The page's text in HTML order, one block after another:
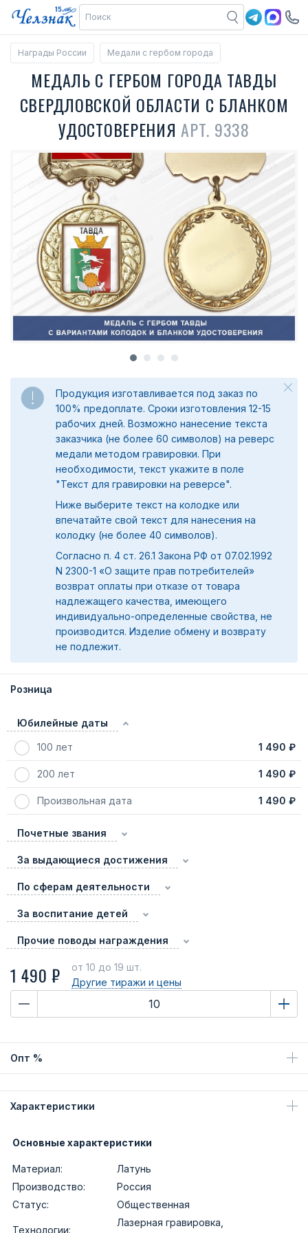
Награды России Медали с гербом города
МЕДАЛЬ С ГЕРБОМ ГОРОДА ТАВДЫ
СВЕРДЛОВСКОЙ ОБЛАСТИ С БЛАНКОМ
УДОСТОВЕРЕНИЯАРТ. 9338
Продукция изготавливается под заказ по
100% предоплате. Сроки изготовления 12-15
рабочих дней. Возможно нанесение текста
заказчика (не более 60 символов) на реверс
медали методом гравировки. При
необходимости, текст укажите в поле
"Текст для гравировки на реверсе".
Ниже выберите текст на колодке или
впечатайте свой текст для нанесения на
колодку (не более 40 символов).
Согласно п. 4 ст. 26.1 Закона РФ от 07.02.1992
N 2300-1 «О защите прав потребителей»
возврат оплаты при отказе от товара
надлежащего качества, имеющего
индивидуально-определенные свойства, не
производится. Изделие обмену и возврату
не подлежит.
Розница
Юбилейные даты
100 лет 1 490 ₽
200 лет 1 490 ₽
Произвольная дата 1 490 ₽
Почетные звания
За выдающиеся достижения
По сферам деятельности
За воспитание детей
Прочие поводы награждения
1 490 ₽ от 10до 19 шт.
Другие тиражии цены
Опт %
Характеристики
Основные характеристики
Материал:
Латунь
Производство:
Россия
Статус:
Общественная
Технологии:
Лазерная гравировка,